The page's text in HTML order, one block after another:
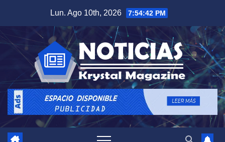
contenido
Lun. Ago 10th, 2026 7:54:43 PM